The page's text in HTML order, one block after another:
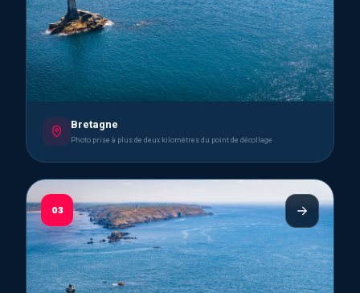
Bretagne
Photo prise à plus de deux kilomètres du point de décollage
03